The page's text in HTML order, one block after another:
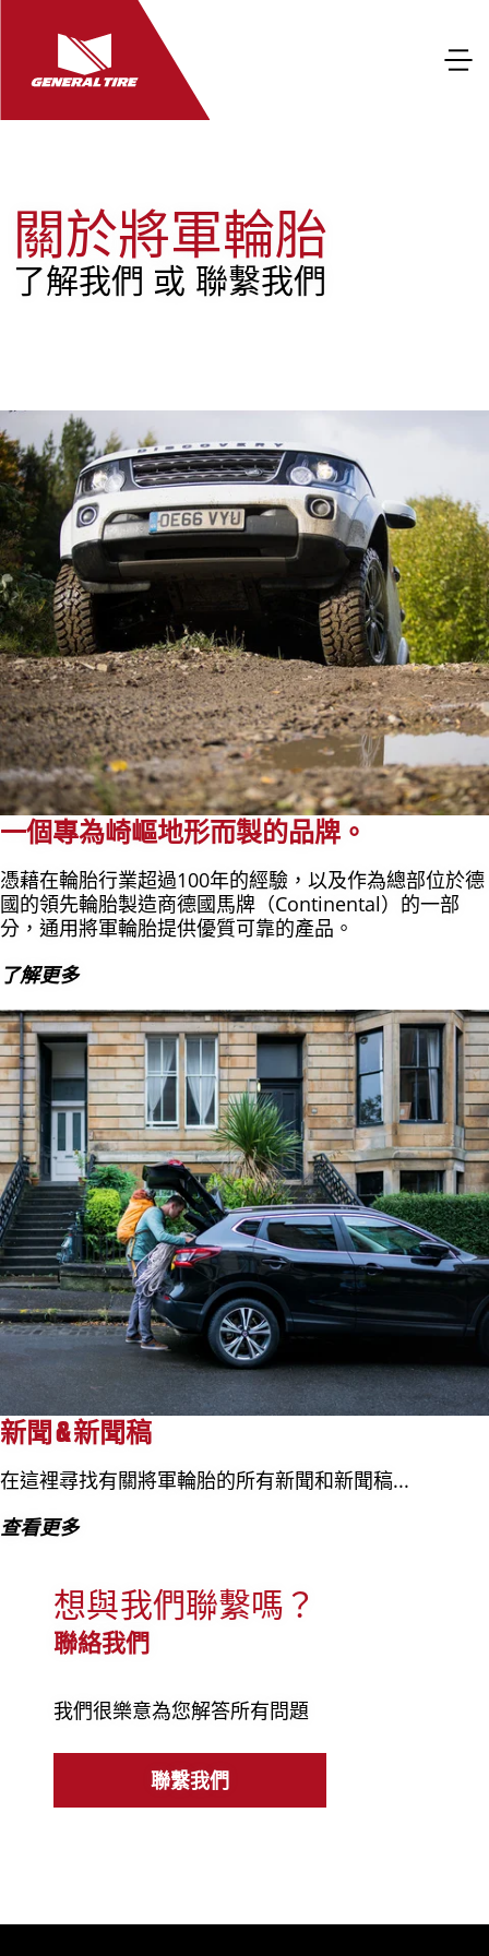
關於將軍輪胎
了解我們 或 聯繫我們
一個專為崎嶇地形而製的品牌。
憑藉在輪胎行業超過100年的經驗，以及作為總部位於德
國的領先輪胎製造商德國馬牌（Continental）的一部
分，通用將軍輪胎提供優質可靠的產品。
了解更多
新聞 & 新聞稿
在這裡尋找有關將軍輪胎的所有新聞和新聞稿...
查看更多
想與我們聯繫嗎？
聯絡我們
我們很樂意為您解答所有問題
聯繫我們